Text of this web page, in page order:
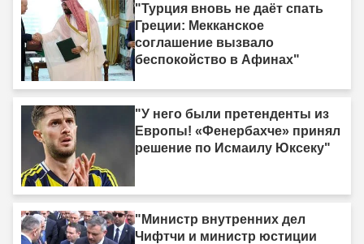
"Турция вновь не даёт спать
Греции: Мекканское
соглашение вызвало
беспокойство в Афинах"
"У него были претенденты из
Европы! «Фенербахче» принял
решение по Исмаилу Юксеку"
"Министр внутренних дел
Чифтчи и министр юстиции